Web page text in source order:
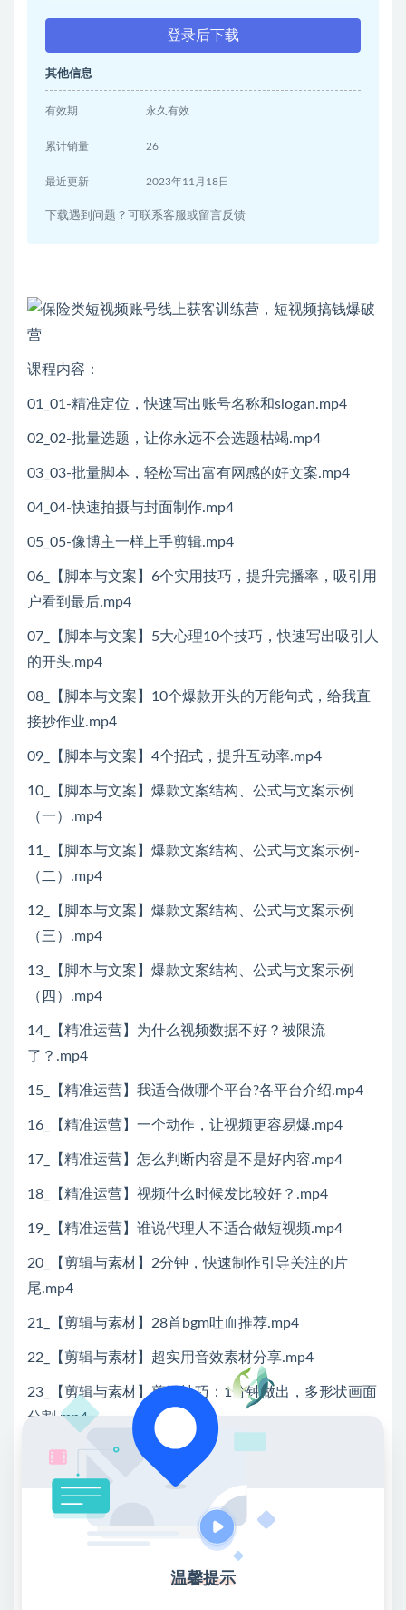
登录后下载
其他信息
有效期 永久有效
累计销量 26
最近更新 2023年11月18日
下载遇到问题？可联系客服或留言反馈
课程内容：
01_01-精准定位，快速写出账号名称和slogan.mp4
02_02-批量选题，让你永远不会选题枯竭.mp4
03_03-批量脚本，轻松写出富有网感的好文案.mp4
04_04-快速拍摄与封面制作.mp4
05_05-像博主一样上手剪辑.mp4
06_【脚本与文案】6个实用技巧，提升完播率，吸引用
户看到最后.mp4
07_【脚本与文案】5大心理10个技巧，快速写出吸引人
的开头.mp4
08_【脚本与文案】10个爆款开头的万能句式，给我直
接抄作业.mp4
09_【脚本与文案】4个招式，提升互动率.mp4
10_【脚本与文案】爆款文案结构、公式与文案示例
（一）.mp4
11_【脚本与文案】爆款文案结构、公式与文案示例-
（二）.mp4
12_【脚本与文案】爆款文案结构、公式与文案示例
（三）.mp4
13_【脚本与文案】爆款文案结构、公式与文案示例
（四）.mp4
14_【精准运营】为什么视频数据不好？被限流
了？.mp4
15_【精准运营】我适合做哪个平台?各平台介绍.mp4
16_【精准运营】一个动作，让视频更容易爆.mp4
17_【精准运营】怎么判断内容是不是好内容.mp4
18_【精准运营】视频什么时候发比较好？.mp4
19_【精准运营】谁说代理人不适合做短视频.mp4
20_【剪辑与素材】2分钟，快速制作引导关注的片
尾.mp4
21_【剪辑与素材】28首bgm吐血推荐.mp4
22_【剪辑与素材】超实用音效素材分享.mp4
23_【剪辑与素材】剪辑技巧：1分钟做出，多形状画面
分割.mp4
24_【剪辑与素材】剪辑技巧：文字衬于人像下方.mp4
25【剪辑与素材】剪辑技巧：添加关键帧，画面平滑过
渡.mp4
26_【剪辑与素材】剪辑技巧：综艺感暂停效果.mp4
温馨提示